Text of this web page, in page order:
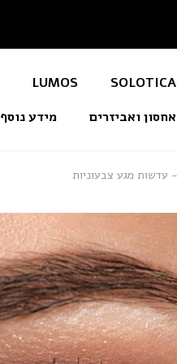
SOLOTICA
LUMOS
אחסון ואביזרים
מידע נוסף